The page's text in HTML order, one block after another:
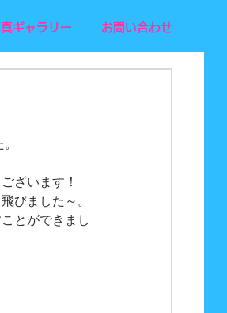
ギャラリー お問い合わせ
ざいます！
びました～。
とができまし